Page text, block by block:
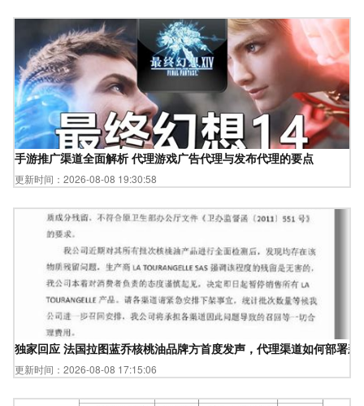
手游推广渠道全面解析 代理游戏广告代理与发布代理的要点
更新时间：2026-08-08 19:30:58
独家回应 法国拉图蓝乔核桃油品牌方首度发声，代理渠道如何部署新
更新时间：2026-08-08 17:15:06